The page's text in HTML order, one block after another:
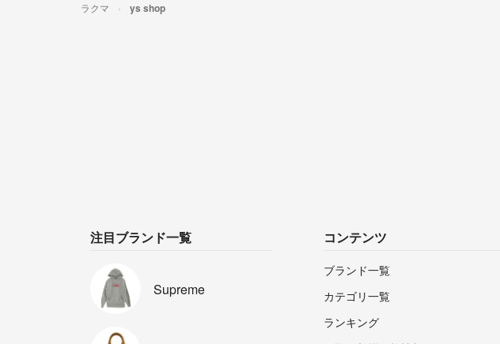
ラクマ ys shop
注目ブランド一覧
Supreme
コンテンツ
ブランド一覧
カテゴリ一覧
ランキング